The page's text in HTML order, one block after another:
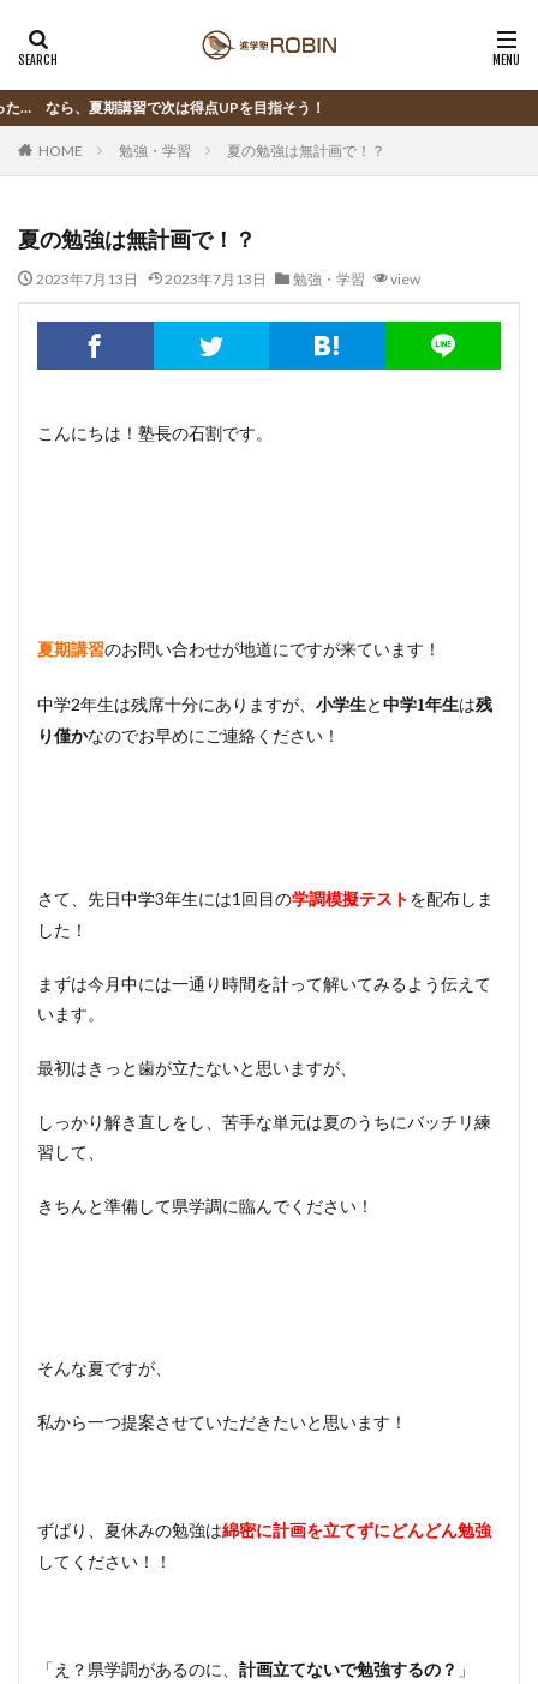
で次は得点UPを目指そう！
HOME 勉強・学習 夏の勉強は無計画で！？
夏の勉強は無計画で！？
2023年7月13日 2023年7月13日 勉強・学習 view
こんにちは！塾長の石割です。
夏期講習のお問い合わせが地道にですが来ています！
中学2年生は残席十分にありますが、 小学生と 中学1年生は残
り僅かなのでお早めにご連絡ください！
さて、先日中学3年生には1回目の学調模擬テスト を配布しま
した！
まずは今月中には一通り時間を計って解いてみるよう伝えて
います。
最初はきっと歯が立たないと思いますが、
しっかり解き直しをし、苦手な単元は夏のうちにバッチリ練
習して、
きちんと準備して県学調に臨んでください！
そんな夏ですが、
私から一つ提案させていただきたいと思います！
ずばり、夏休みの勉強は綿密に計画を立てずにどんどん勉強
してください！！
「え？県学調があるのに、 計画立てないで勉強するの？ 」